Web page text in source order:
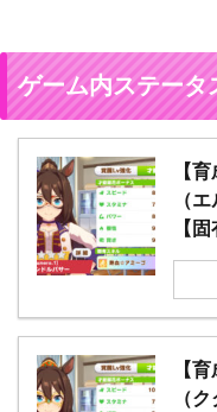
ゲーム内ステータ
【
（
【
【
（